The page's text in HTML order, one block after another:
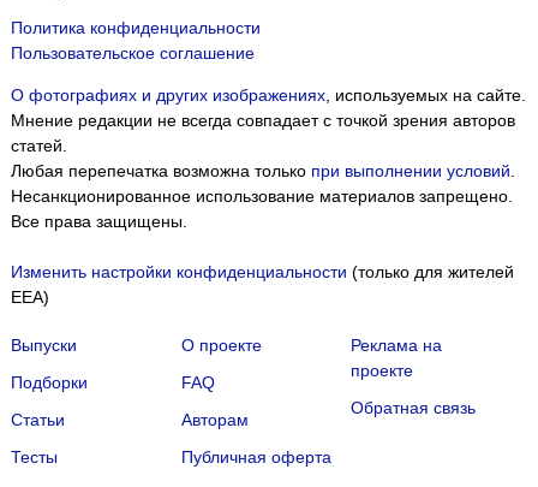
Политика конфиденциальности
Пользовательское соглашение
О фотографиях и других изображениях, используемых на сайте.
Мнение редакции не всегда совпадает с точкой зрения авторов
статей.
Любая перепечатка возможна только при выполнении условий.
Несанкционированное использование материалов запрещено.
Все права защищены.
Изменить настройки конфиденциальности (только для жителей
EEA)
Выпуски
Подборки
Статьи
Тесты
О проекте
FAQ
Авторам
Публичная оферта
Реклама на
проекте
Обратная связь